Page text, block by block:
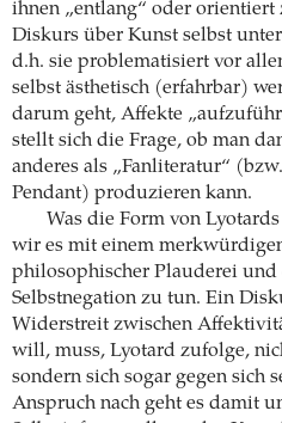
ihnen „entlang“ oder orientiert
Diskurs über Kunst selbst
d.h. sie problematisiert vor
selbst ästhetisch (erfahrbar)
darum geht, Affekte
stellt sich die Frage, ob man
anderes als „Fanliteratur“
Pendant) produzieren kann.
Was die Form von
wir es mit einem
philosophischer Plauderei
Selbstnegation zu tun. Ein
Widerstreit zwischen
will, muss, Lyotard zufolge,
sondern sich sogar gegen sich
Anspruch nach geht es damit